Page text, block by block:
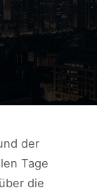
der
Tage
die